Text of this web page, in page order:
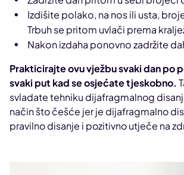
Izdišite polako, na nos ili usta,
Trbuh se pritom uvlači prema
Nakon izdaha ponovno zadržite
Prakticirajte ovu vježbu svaki dan po
svaki put kad se osjećate tjeskobno.
svladate tehniku dijafragmalnog
način što češće jer je dijafragmalno
pravilno disanje i pozitivno utječe na